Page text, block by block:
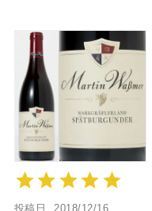
投稿日 2018/12/16